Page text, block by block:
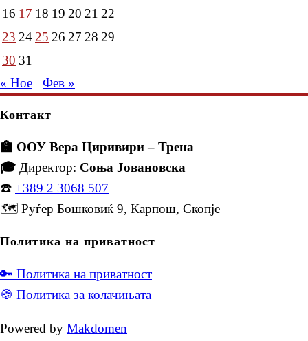
16 17 18 19 20 21 22
23 2425 26 27 28 29
30 31
« Ное
Фев »
Контакт
🏫 ООУ Вера Циривири – Трена
🎓 Директор: Соња Јовановска
☎️ +389 2 3068 507
🗺️ Руѓер Бошковиќ 9, Карпош, Скопје
Политика на приватност
🔑 Политика на приватност
🍪 Политика за колачињата
Powered by Makdomen